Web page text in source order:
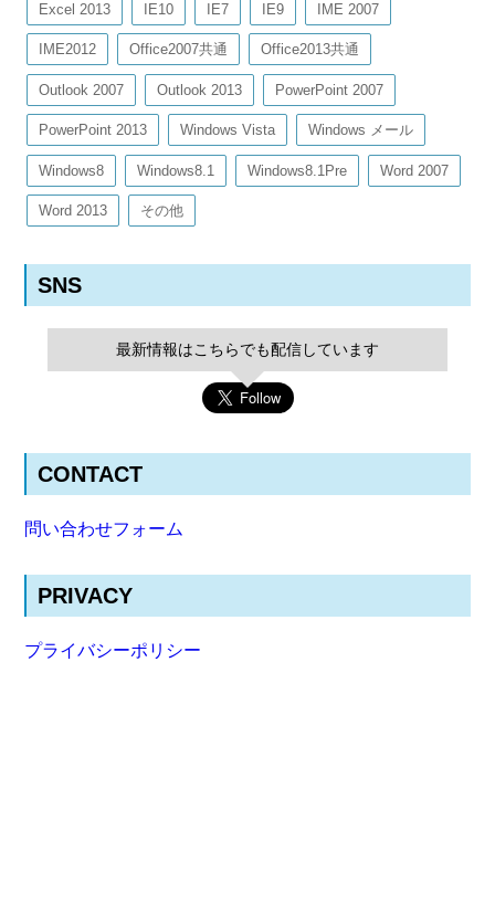
Excel 2013 IE10 IE7 IE9 IME 2007
IME2012 Office2007共通 Office2013共通
Outlook 2007 Outlook 2013 PowerPoint 2007
PowerPoint 2013 Windows Vista Windows メール
Windows8 Windows8.1 Windows8.1Pre Word 2007
Word 2013 その他
SNS
最新情報はこちらでも配信しています
CONTACT
問い合わせフォーム
PRIVACY
プライバシーポリシー